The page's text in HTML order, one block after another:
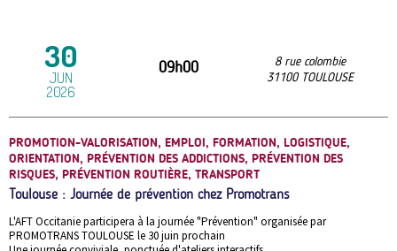
30
JUN
2026
09h00
8 rue colombie
31100 TOULOUSE
PROMOTION-VALORISATION, EMPLOI, FORMATION, LOGISTIQUE,
ORIENTATION, PRÉVENTION DES ADDICTIONS, PRÉVENTION DES
RISQUES, PRÉVENTION ROUTIÈRE, TRANSPORT
Toulouse : Journée de prévention chez Promotrans
L'AFT Occitanie participera à la journée "Prévention" organisée par
PROMOTRANS TOULOUSE le 30 juin prochain